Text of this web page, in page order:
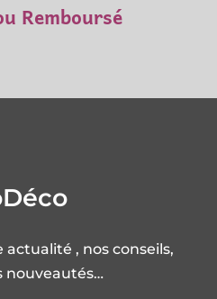
Remboursé
, nos conseils,
nouveautés…